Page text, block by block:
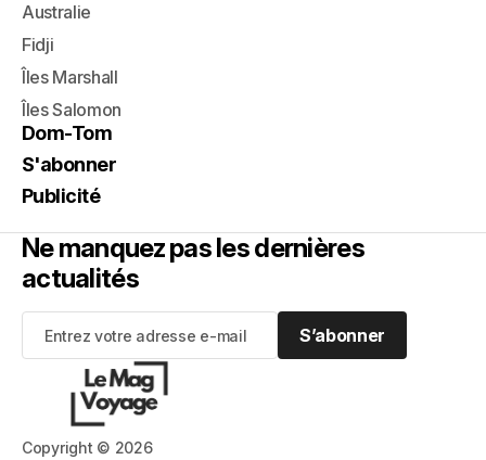
Copyright © 2026
Australie
Fidji
Îles Marshall
Îles Salomon
Dom-Tom
S'abonner
Publicité
Ne manquez pas les dernières
actualités
S’abonner
S’abonner